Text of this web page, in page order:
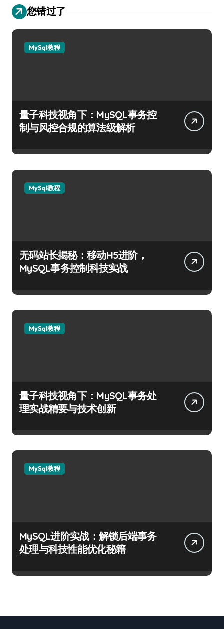
您错过了
MySql教程
量子科技视角下：MySQL事务控
制与风控合规的算法级解析
MySql教程
无码站长揭秘：移动H5进阶，
MySQL事务控制科技实战
MySql教程
量子科技视角下：MySQL事务处
理实战精要与技术创新
MySql教程
MySQL进阶实战：解锁后端事务
处理与科技性能优化秘籍